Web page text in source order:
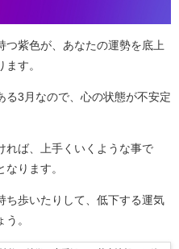
つ紫色が、あなたの運勢を底上
す。
る3月なので、心の状態が不安定
れば、上手くいくような事で
ります。
ち歩いたりして、低下する運気
。